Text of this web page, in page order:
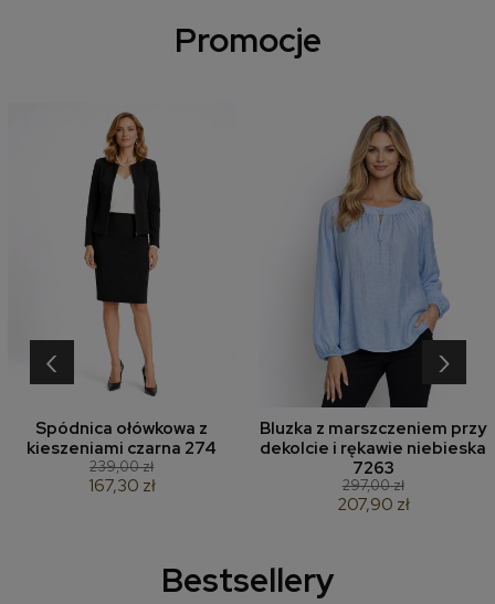
Promocje
Spódnica ołówkowa z
kieszeniami czarna 274
239,00 zł
167,30 zł
Bluzka z marszczeniem przy
dekolcie i rękawie niebieska
7263
297,00 zł
207,90 zł
‹ ›
Bestsellery